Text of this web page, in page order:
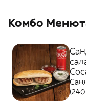
Комбо